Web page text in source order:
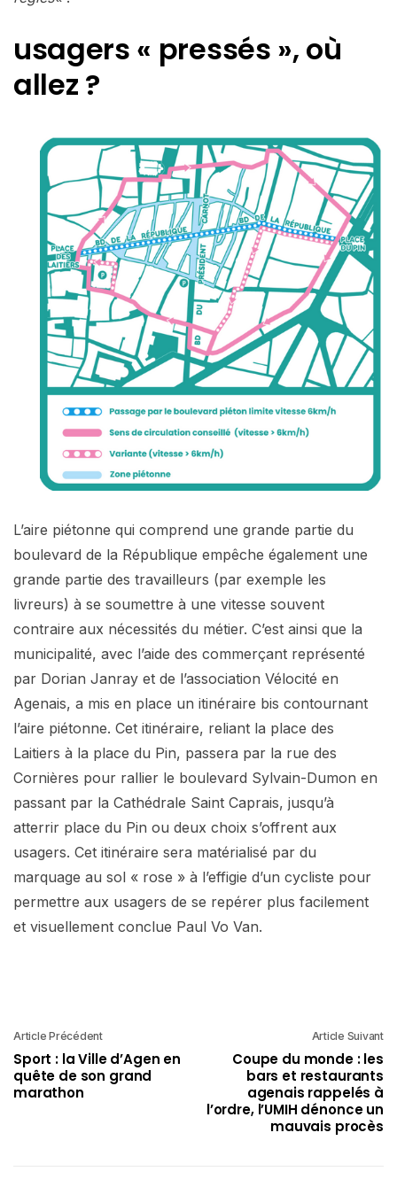
usagers « pressés », où
allez ?
L’aire piétonne qui comprend une grande partie du
boulevard de la République empêche également une
grande partie des travailleurs (par exemple les
livreurs) à se soumettre à une vitesse souvent
contraire aux nécessités du métier. C’est ainsi que la
municipalité, avec l’aide des commerçant représenté
par Dorian Janray et de l’association Vélocité en
Agenais, a mis en place un itinéraire bis contournant
l’aire piétonne. Cet itinéraire, reliant la place des
Laitiers à la place du Pin, passera par la rue des
Cornières pour rallier le boulevard Sylvain-Dumon en
passant par la Cathédrale Saint Caprais, jusqu’à
atterrir place du Pin ou deux choix s’offrent aux
usagers. Cet itinéraire sera matérialisé par du
marquage au sol « rose » à l’effigie d’un cycliste pour
permettre aux usagers de se repérer plus facilement
et visuellement conclue Paul Vo Van.
Article Précédent
Sport : la Ville d’Agen en
quête de son grand
marathon
Article Suivant
Coupe du monde : les
bars et restaurants
agenais rappelés à
l’ordre, l’UMIH dénonce un
mauvais procès